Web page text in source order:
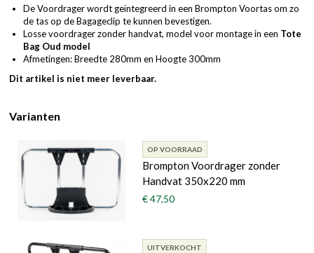
De Voordrager wordt geïntegreerd in een Brompton Voortas om zo
de tas op de Bagageclip te kunnen bevestigen.
Losse voordrager zonder handvat, model voor montage in een Tote
Bag Oud model
Afmetingen: Breedte 280mm en Hoogte 300mm
Dit artikel is niet meer leverbaar.
Varianten
OP VOORRAAD
Brompton Voordrager zonder
Handvat 350x220 mm
€ 47,50
UITVERKOCHT